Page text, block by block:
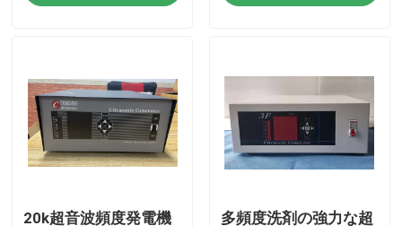
超音波洗浄
高出力超音波トランスデューサー
多頻度超音波トランスデューサー
20k超音波頻度発電機 多頻度洗剤の強力な超